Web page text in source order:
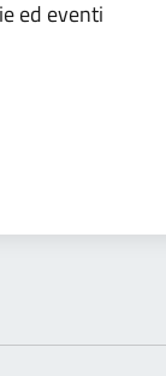
ed eventi